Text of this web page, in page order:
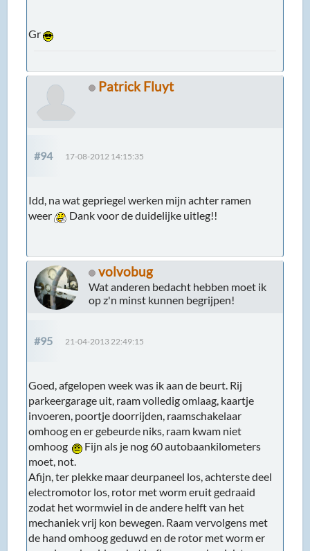
Gr
Patrick Fluyt
#94 17-08-2012 14:15:35
Idd, na wat gepriegel werken mijn achter ramen
weer
Dank voor de duidelijke uitleg!!
volvobug
Wat anderen bedacht hebben moet ik
op z'n minst kunnen begrijpen!
#95 21-04-2013 22:49:15
Goed, afgelopen week was ik aan de beurt. Rij
parkeergarage uit, raam volledig omlaag, kaartje
invoeren, poortje doorrijden, raamschakelaar
omhoog en er gebeurde niks, raam kwam niet
omhoog
Fijn als je nog 60 autobaankilometers
moet, not.
Afijn, ter plekke maar deurpaneel los, achterste deel
electromotor los, rotor met worm eruit gedraaid
zodat het wormwiel in de andere helft van het
mechaniek vrij kon bewegen. Raam vervolgens met
de hand omhoog geduwd en de rotor met worm er